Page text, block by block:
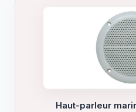
Haut-parleur